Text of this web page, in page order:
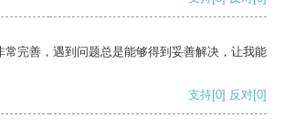
常完善，遇到问题总是能够得到妥善解决，让我能
支持[0] 反对[0]